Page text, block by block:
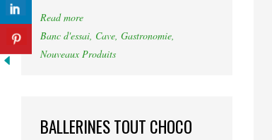
Read more
Banc d'essai, Cave, Gastronomie,
Nouveaux Produits
BALLERINES TOUT CHOCO